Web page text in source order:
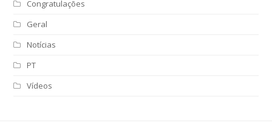
Congratulações
Geral
Notícias
PT
Vídeos